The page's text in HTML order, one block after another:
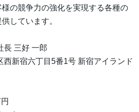
の競争力の強化を実現する各種の
しています。
長 三好 一郎
西新宿六丁目5番1号 新宿アイランド